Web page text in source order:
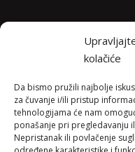
kolačiće
Da bismo pružili najbolje
za čuvanje i/ili pristup
tehnologijama će nam
ponašanje pri pregledavanju
Nepristanak ili povlačenje